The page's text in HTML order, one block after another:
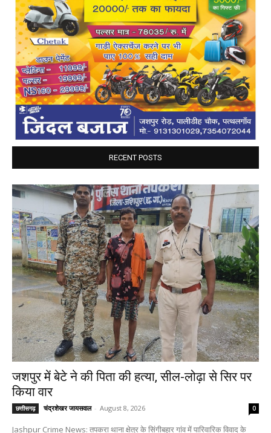
RECENT POSTS
जशपुर में बेटे ने की पिता की हत्या, सील-लोढ़ा से सिर पर
किया वार
छत्तीसगढ़ चंद्रशेखर जायसवाल - August 8, 2026 0
Jashpur Crime News: तपकरा थाना क्षेत्र के सिंगीबहार गांव में पारिवारिक विवाद के